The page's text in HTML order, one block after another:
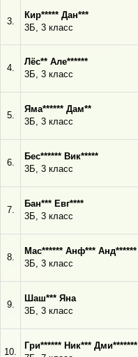
3.
Кир***** Дан***
3Б, 3 класс
4.
Лёс** Але******
3Б, 3 класс
5.
Яма****** Дам**
3Б, 3 класс
6.
Бес****** Вик*****
3Б, 3 класс
7.
Бан*** Евг****
3Б, 3 класс
8.
Мас****** Анф*** Анд******
3Б, 3 класс
9.
Шаш*** Яна
3Б, 3 класс
10.
Гри****** Ник*** Дми*******